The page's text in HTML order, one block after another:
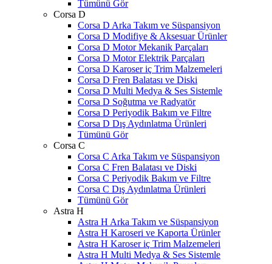
Tümünü Gör
Corsa D
Corsa D Arka Takım ve Süspansiyon
Corsa D Modifiye & Aksesuar Ürünler
Corsa D Motor Mekanik Parçaları
Corsa D Motor Elektrik Parçaları
Corsa D Karoser iç Trim Malzemeleri
Corsa D Fren Balatası ve Diski
Corsa D Multi Medya & Ses Sistemle
Corsa D Soğutma ve Radyatör
Corsa D Periyodik Bakım ve Filtre
Corsa D Dış Aydınlatma Ürünleri
Tümünü Gör
Corsa C
Corsa C Arka Takım ve Süspansiyon
Corsa C Fren Balatası ve Diski
Corsa C Periyodik Bakım ve Filtre
Corsa C Dış Aydınlatma Ürünleri
Tümünü Gör
Astra H
Astra H Arka Takım ve Süspansiyon
Astra H Karoseri ve Kaporta Ürünler
Astra H Karoser iç Trim Malzemeleri
Astra H Multi Medya & Ses Sistemle